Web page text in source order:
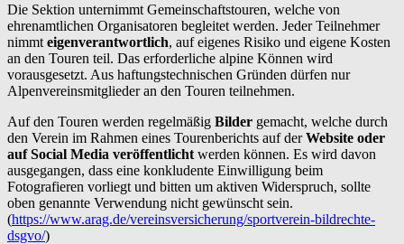
Die Sektion unternimmt Gemeinschaftstouren, welche von
ehrenamtlichen Organisatoren begleitet werden. Jeder Teilnehmer
nimmt eigenverantwortlich, auf eigenes Risiko und eigene Kosten
an den Touren teil. Das erforderliche alpine Können wird
vorausgesetzt. Aus haftungstechnischen Gründen dürfen nur
Alpenvereinsmitglieder an den Touren teilnehmen.
Auf den Touren werden regelmäßig Bilder gemacht, welche durch
den Verein im Rahmen eines Tourenberichts auf derWebsite oder
auf Social Media veröffentlicht werden können. Es wird davon
ausgegangen, dass eine konkludente Einwilligung beim
Fotografieren vorliegt und bitten um aktiven Widerspruch, sollte
oben genannte Verwendung nicht gewünscht sein.
(https://www.arag.de/vereinsversicherung/sportverein-bildrechte-
dsgvo/)